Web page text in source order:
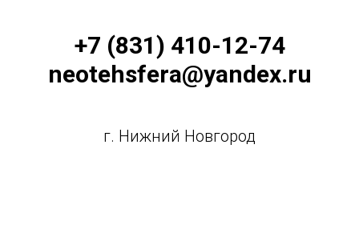
+7 (831) 410-12-74
neotehsfera@yandex.ru
г. Нижний Новгород